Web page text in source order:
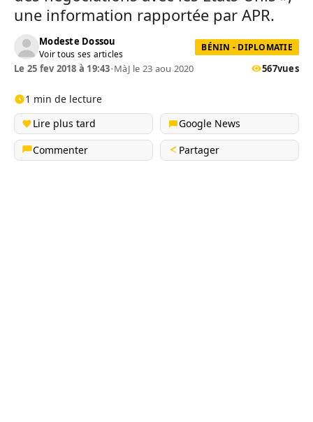
une information rapportée par APR.
Modeste Dossou
Voir tous ses articles
BÉNIN - DIPLOMATIE
Le 25 fev 2018 à 19:43•MàJ le 23 aou 2020 567vues
1 min de lecture
Lire plus tard
Google News
Commenter
Partager